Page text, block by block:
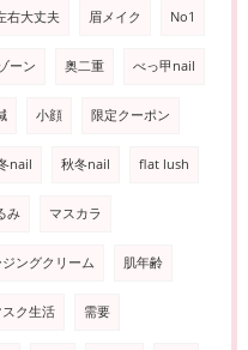
右大丈夫 眉メイク No1
ーン 奥二重 べっ甲nail
小顔 限定クーポン
nail 秋冬nail flat lush
み マスカラ
ングクリーム 肌年齢
スク生活 需要